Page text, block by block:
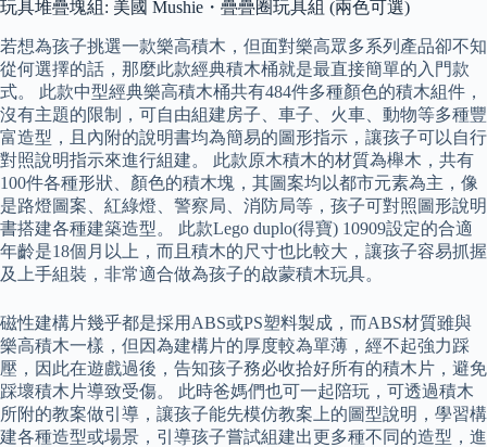
玩具堆疊塊組: 美國 Mushie・疊疊圈玩具組 (兩色可選)
若想為孩子挑選一款樂高積木，但面對樂高眾多系列產品卻不知
從何選擇的話，那麼此款經典積木桶就是最直接簡單的入門款
式。 此款中型經典樂高積木桶共有484件多種顏色的積木組件，
沒有主題的限制，可自由組建房子、車子、火車、動物等多種豐
富造型，且內附的說明書均為簡易的圖形指示，讓孩子可以自行
對照說明指示來進行組建。 此款原木積木的材質為櫸木，共有
100件各種形狀、顏色的積木塊，其圖案均以都市元素為主，像
是路燈圖案、紅綠燈、警察局、消防局等，孩子可對照圖形說明
書搭建各種建築造型。 此款Lego duplo(得寶) 10909設定的合適
年齡是18個月以上，而且積木的尺寸也比較大，讓孩子容易抓握
及上手組裝，非常適合做為孩子的啟蒙積木玩具。
磁性建構片幾乎都是採用ABS或PS塑料製成，而ABS材質雖與
樂高積木一樣，但因為建構片的厚度較為單薄，經不起強力踩
壓，因此在遊戲過後，告知孩子務必收拾好所有的積木片，避免
踩壞積木片導致受傷。 此時爸媽們也可一起陪玩，可透過積木
所附的教案做引導，讓孩子能先模仿教案上的圖型說明，學習構
建各種造型或場景，引導孩子嘗試組建出更多種不同的造型，進